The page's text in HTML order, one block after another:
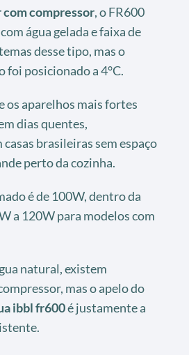
compressor, o FR600
água gelada e faixa de
desse tipo, mas o
foi posicionado a 4°C.
os aparelhos mais fortes
dias quentes,
brasileiras sem espaço
perto da cozinha.
é de 100W, dentro da
a 120W para modelos com
natural, existem
mas o apelo do
ibbl fr600é justamente a